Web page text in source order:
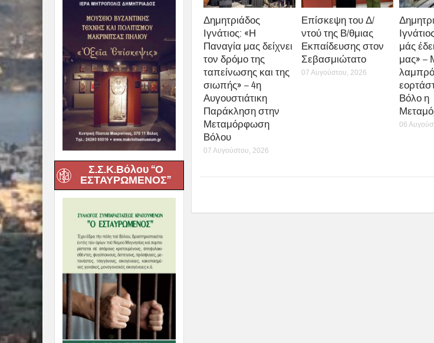
Σ.Σ.Κ.Βόλου “Ο
ΕΣΤΑΥΡΩΜΕΝΟΣ”
Δημητριάδος
Ιγνάτιος: «Η
Παναγία μας δείχνει
τον δρόμο της
ταπείνωσης και της
σιωπής» – 4η
Αυγουστιάτικη
Παράκληση στην
Μεταμόρφωση
Βόλου
07 Αυγούστου, 2026
Επίσκεψη του Δ/
ντού της Β/θμιας
Εκπαίδευσης στον
Σεβασμιώτατο
07 Αυγούστου, 2026
μάς
μας» –
Βόλο η
06